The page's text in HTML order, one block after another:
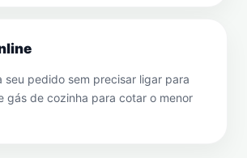
seu pedido sem precisar ligar para
gás de cozinha para cotar o menor